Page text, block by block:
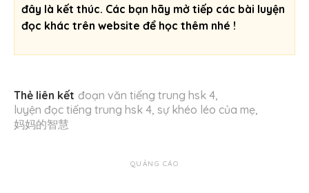
đây là kết thúc. Các bạn hãy mở tiếp các bài luyện
đọc khác trên website để học thêm nhé !
Thẻ liên kết đoạn văn tiếng trung hsk 4
luyện đọc tiếng trung hsk 4 sự khéo léo của mẹ
妈妈的智慧
QUẢNG CÁO